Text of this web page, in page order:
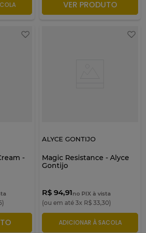
ADICIONAR À SACOLA
VER PRODUTO
-
)
ALYCE GONTIJO
Magic Resistance - Alyce
Gontijo
R$ 94,91no PIX à vista
(ou em até 3x R$ 33,30)
ADICIONAR À SACOLA